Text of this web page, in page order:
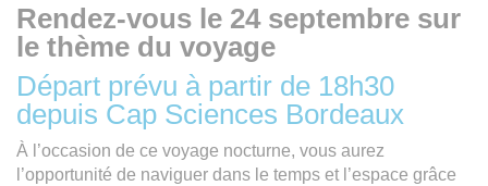
Rendez-vous le 24 septembre sur
le thème du voyage
Départ prévu à partir de 18h30
depuis Cap Sciences Bordeaux
À l’occasion de ce voyage nocturne, vous aurez
l’opportunité de naviguer dans le temps et l’espace grâce